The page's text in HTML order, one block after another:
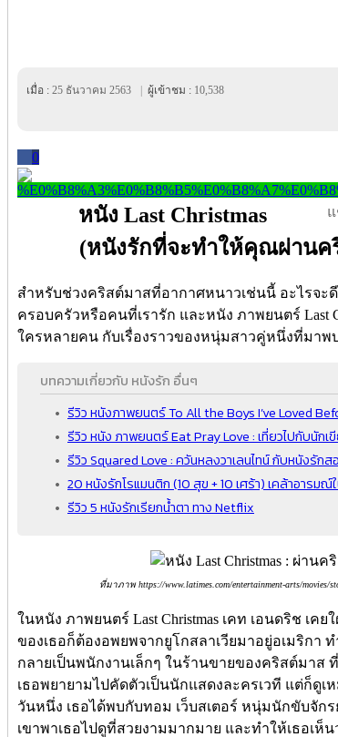
เมื่อ : 25 ธันวาคม 2563 ผู้เข้าชม : 10,538
0
หนัง Last Christmas
(หนังรักที่จะทำให้คุณผ่านค
สำหรับช่วงคริสต์มาสที่อากาศหนาวเช่นนี้ อะไรจ
ครอบครัวหรือคนที่เรารัก และหนัง ภาพยนตร์ Last
ใครหลายคน กับเรื่องราวของหนุ่มสาวคู่หนึ่งที่มาพ
บทความเกี่ยวกับ หนังรัก อื่นๆ
รีวิว หนังภาพยนตร์ To All the Boys I’ve Loved
รีวิว หนัง ภาพยนตร์ Eat Pray Love : เที่ยวไปกับนักเ
รีวิว Squared Love : ควันหลงวาเลนไทน์ กับหนังรัก
20 หนังรักโรแมนติก (10 สุข + 10 เศร้า) เคล้าอารมณ์
รีวิว 5 หนังรักเรียกน้ำตา ทาง Netflix
ที่มาภาพ https://www.latimes.com/entertainment-arts/movies/
ในหนัง ภาพยนตร์ Last Christmas เคท เอนดริช เค
ของเธอก็ต้องอพยพจากยูโกสลาเวียมาอยู่อเมริกา
กลายเป็นพนักงานเล็กๆ ในร้านขายของคริสต์มาส
เธอพยายามไปคัดตัวเป็นนักแสดงละครเวที แต่ก็ดูเ
วันหนึ่ง เธอได้พบกับทอม เว็บสเตอร์ หนุ่มนักขับจัก
เขาพาเธอไปดูที่สวยงามมากมาย และทำให้เธอเห็